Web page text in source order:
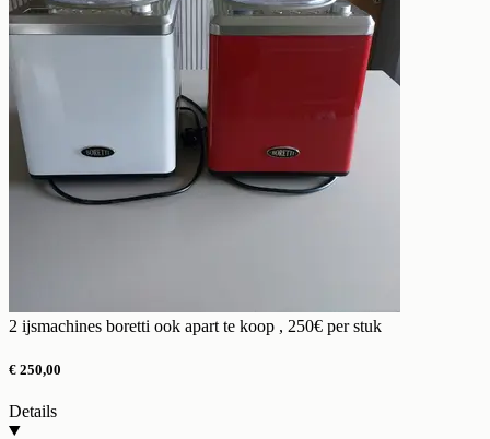
2 ijsmachines boretti ook apart te koop , 250€ per stuk
€ 250,00
Details